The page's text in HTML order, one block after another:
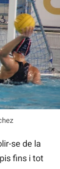
se de la
fins i tot